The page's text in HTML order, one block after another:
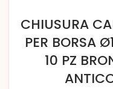
CHIUSURA
PER BORSA
10 PZ